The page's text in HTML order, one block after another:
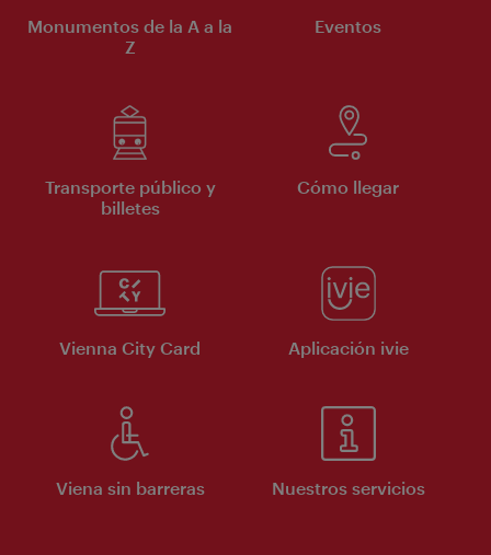
Monumentos de la A a la
Z
Eventos
Transporte público y
billetes
Cómo llegar
Vienna City Card Aplicación ivie
Viena sin barreras Nuestros servicios